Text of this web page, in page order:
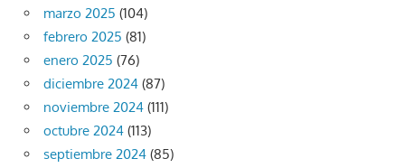
marzo 2025 (104)
febrero 2025 (81)
enero 2025 (76)
diciembre 2024 (87)
noviembre 2024 (111)
octubre 2024 (113)
septiembre 2024 (85)